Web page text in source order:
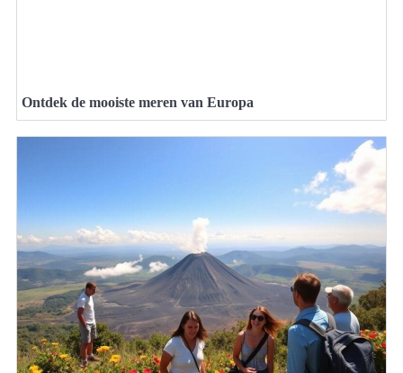
Ontdek de mooiste meren van Europa